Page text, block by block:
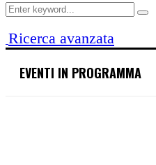
Search
for:
Ricerca avanzata
EVENTI IN PROGRAMMA